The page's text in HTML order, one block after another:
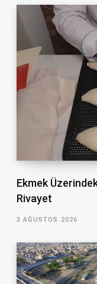
Ekmek
Rivayet
3 AĞUSTOS 2026